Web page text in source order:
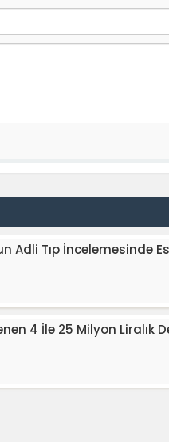
Adli Tıp İncelemesinde
4 İle 25 Milyon Liralık